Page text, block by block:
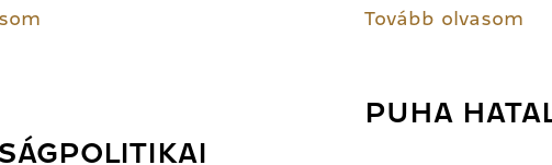
Tovább olvasom
PUHA